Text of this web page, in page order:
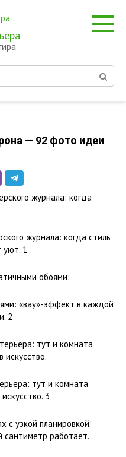
— 92 фото идеи
журнала: когда стиль
уют. 1
«вау»-эффект в каждой
2
тут и комната
3